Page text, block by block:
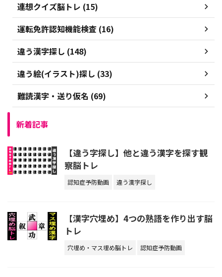
連想クイズ脳トレ (15)
運転免許認知機能検査 (16)
違う漢字探し (148)
違う絵(イラスト)探し (33)
難読漢字・送り仮名 (69)
新着記事
【違う字探し】他と違う漢字を探す観
察脳トレ
認知症予防動画 違う漢字探し
【漢字穴埋め】4つの熟語を作り出す脳
トレ
穴埋め・マス埋め脳トレ 認知症予防動画